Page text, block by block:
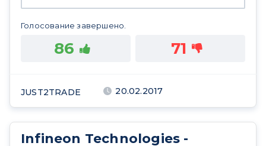
Голосование завершено.
86 71
JUST2TRADE 20.02.2017
Infineon Technologies -